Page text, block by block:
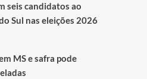
seis candidatos ao
Sul nas eleições 2026
MS e safra pode